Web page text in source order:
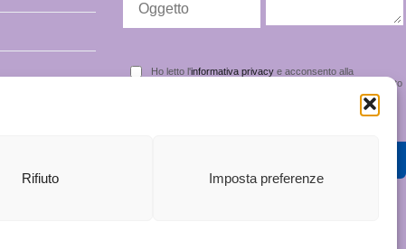
Rifiuto Imposta preferenze
Ho letto l'informativa privacy e acconsento alla
memorizzazione dei miei dati nel vostro archivio secondo quanto
stabilito dal regolamento europeo per la protezione dei dati